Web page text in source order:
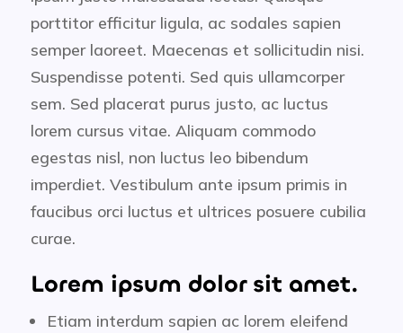
porttitor efficitur ligula, ac sodales sapien
semper laoreet. Maecenas et sollicitudin nisi.
Suspendisse potenti. Sed quis ullamcorper
sem. Sed placerat purus justo, ac luctus
lorem cursus vitae. Aliquam commodo
egestas nisl, non luctus leo bibendum
imperdiet. Vestibulum ante ipsum primis in
faucibus orci luctus et ultrices posuere cubilia
curae.
Lorem ipsum dolor sit amet.
Etiam interdum sapien ac lorem eleifend